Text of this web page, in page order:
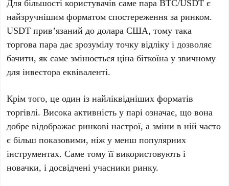
Для більшості користувачів саме пара BTC/USDT є
найзручнішим форматом спостереження за ринком.
USDT прив’язаний до долара США, тому така
торгова пара дає зрозумілу точку відліку і дозволяє
бачити, як саме змінюється ціна біткоїна у звичному
для інвестора еквіваленті.
Крім того, це один із найліквідніших форматів
торгівлі. Висока активність у парі означає, що вона
добре відображає ринкові настрої, а зміни в ній часто
є більш показовими, ніж у менш популярних
інструментах. Саме тому її використовують і
новачки, і досвідчені учасники ринку.